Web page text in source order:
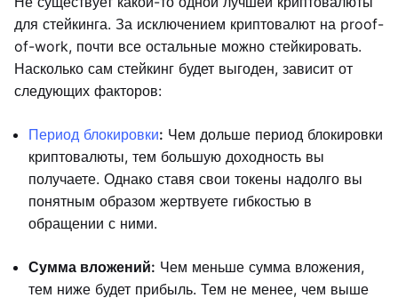
для стейкинга. За исключением криптовалют на proof-
of-work, почти все остальные можно стейкировать.
Насколько сам стейкинг будет выгоден, зависит от
следующих факторов:
Период блокировки: Чем дольше период блокировки
криптовалюты, тем большую доходность вы
получаете. Однако ставя свои токены надолго вы
понятным образом жертвуете гибкостью в
обращении с ними.
Сумма вложений: Чем меньше сумма вложения,
тем ниже будет прибыль. Тем не менее, чем выше